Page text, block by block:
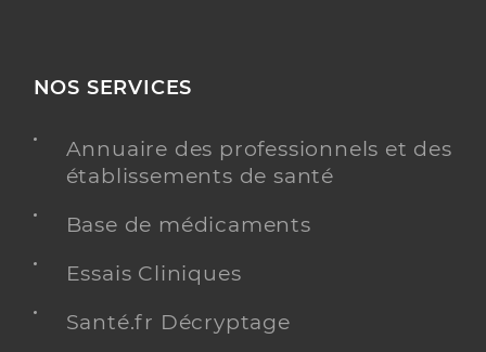
NOS SERVICES
Annuaire des professionnels et des
établissements de santé
Base de médicaments
Essais Cliniques
Santé.fr Décryptage